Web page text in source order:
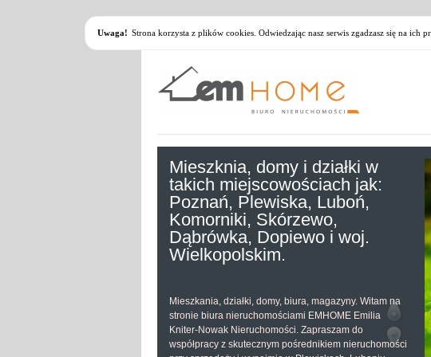
Uwaga! Strona korzysta z plików cookies. Odwiedzając nasz serwis zgadzasz się na ich
Mieszknia, domy i działki w
takich miejscowościach jak:
Poznań, Plewiska, Luboń,
Komorniki, Skórzewo,
Dąbrówka, Dopiewo i woj.
Wielkopolskim.
Mieszkania, działki, domy, biura, magazyny. Witam na
stronie biura nieruchomościami EMHOME Emilia
Kniter-Nowak Nieruchomości. Zapraszam do
współpracy z skutecznym pośrednikiem nieruchomości